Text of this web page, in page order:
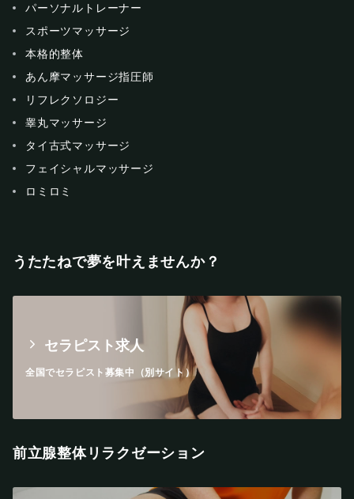
パーソナルトレーナー
スポーツマッサージ
本格的整体
あん摩マッサージ指圧師
リフレクソロジー
睾丸マッサージ
タイ古式マッサージ
フェイシャルマッサージ
ロミロミ
うたたねで夢を叶えませんか？
セラピスト求人
全国でセラピスト募集中（別サイト）
前立腺整体リラクゼーション